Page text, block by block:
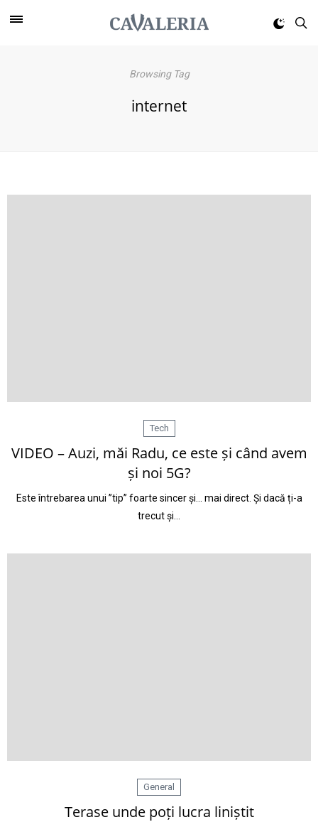
Browsing Tag
internet
Tech
VIDEO – Auzi, măi Radu, ce este și când avem
și noi 5G?
Este întrebarea unui ”tip” foarte sincer și… mai direct. Și dacă ți-a
trecut și…
General
Terase unde poți lucra liniștit